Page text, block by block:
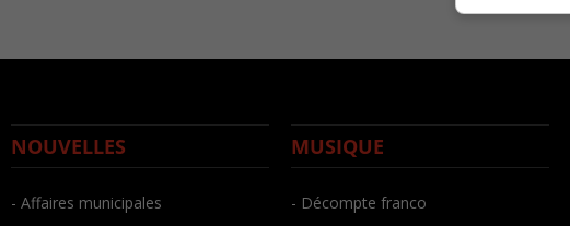
NOUVELLES
- Affaires municipales
MUSIQUE
- Décompte franco